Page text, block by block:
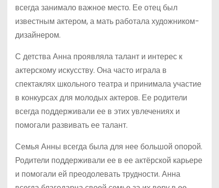
всегда занимало важное место. Ее отец был
известным актером, а мать работала художником-
дизайнером.
С детства Анна проявляла талант и интерес к
актерскому искусству. Она часто играла в
спектаклях школьного театра и принимала участие
в конкурсах для молодых актеров. Ее родители
всегда поддерживали ее в этих увлечениях и
помогали развивать ее талант.
Семья Анны всегда была для нее большой опорой.
Родители поддерживали ее в ее актёрской карьере
и помогали ей преодолевать трудности. Анна